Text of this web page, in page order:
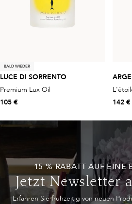
BALD WIEDER
LUCE DI SORRENTO
Premium Lux Oil
105 €
142 €
15 % RABATT AUF EINE
Jetzt Newsletter
Erfahren Sie frühzeitig von neuen